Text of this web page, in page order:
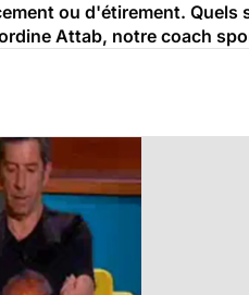
ou d'étirement.
Attab, notre coach